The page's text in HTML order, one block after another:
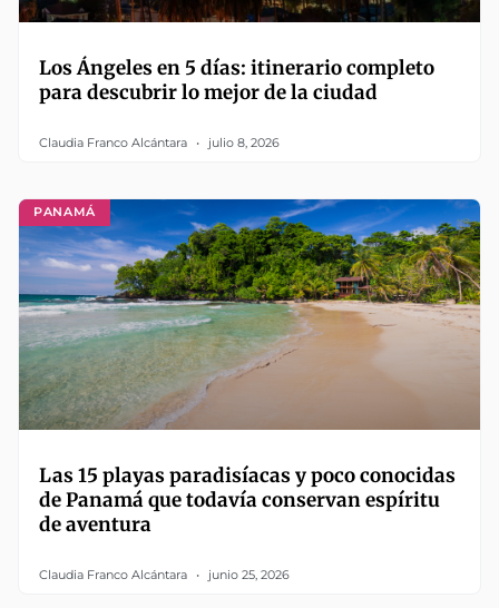
Los Ángeles en 5 días: itinerario completo
para descubrir lo mejor de la ciudad
Claudia Franco Alcántara julio 8, 2026
PANAMÁ
Las 15 playas paradisíacas y poco conocidas
de Panamá que todavía conservan espíritu
de aventura
Claudia Franco Alcántara junio 25, 2026